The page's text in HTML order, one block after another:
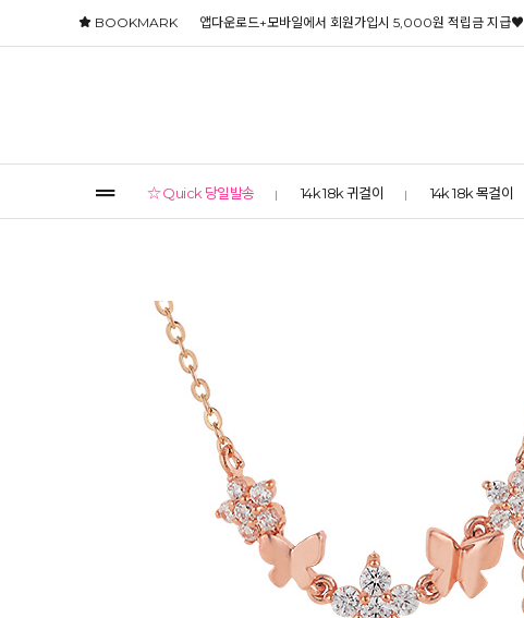
BOOKMARK 앱다운로드+모바일에서 회원가입시 5,000원 적립금 지급♥
☆ Quick 당일발송 14k 18k 귀걸이 14k 18k 목걸이